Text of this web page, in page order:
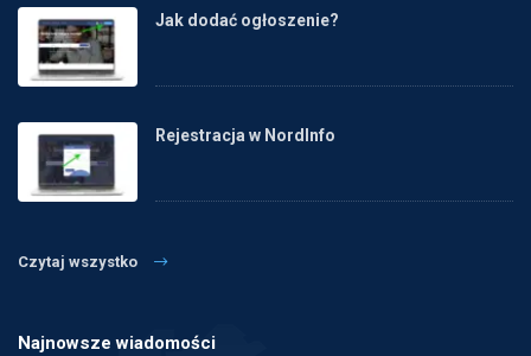
Jak dodać ogłoszenie?
Rejestracja w NordInfo
Czytaj wszystko
Najnowsze wiadomości